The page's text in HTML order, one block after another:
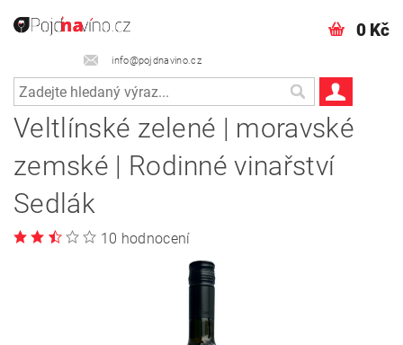
info@pojdnavino.cz
0 Kč
Veltlínské zelené | moravské
zemské | Rodinné vinařství
Sedlák
10 hodnocení